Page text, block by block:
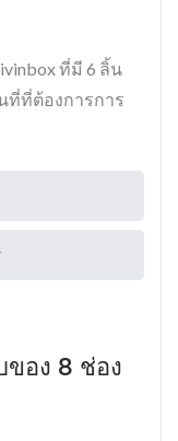
ที่มี 6 ลิ้น
ที่ที่ต้องการการ
อง 8 ช่อง